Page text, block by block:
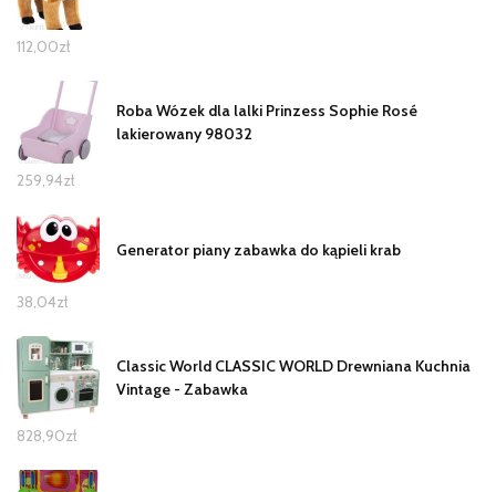
112,00zł
Roba Wózek dla lalki Prinzess Sophie Rosé
lakierowany 98032
259,94zł
Generator piany zabawka do kąpieli krab
38,04zł
Classic World CLASSIC WORLD Drewniana Kuchnia
Vintage - Zabawka
828,90zł